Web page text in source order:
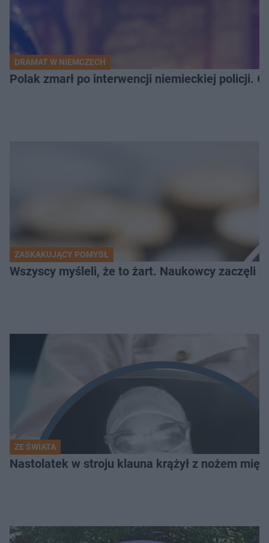
DRAMAT W NIEMCZECH
Polak zmarł po interwencji niemieckiej policji.
ZASKAKUJĄCY POMYSŁ
Wszyscy myśleli, że to żart. Naukowcy zaczęli
ZE ŚWIATA
Nastolatek w stroju klauna krążył z nożem